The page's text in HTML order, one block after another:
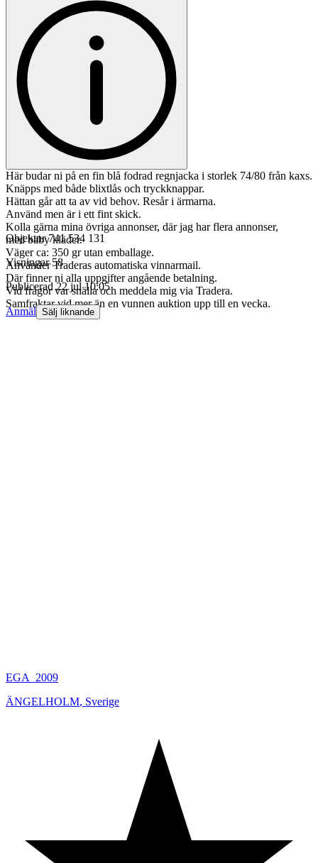
Här budar ni på en fin blå fodrad regnjacka i storlek 74/80 från kaxs.
Knäpps med både blixtlås och tryckknappar.
Hättan går att ta av vid behov. Resår i ärmarna.
Använd men är i ett fint skick.
Kolla gärna mina övriga annonser, där jag har flera annonser,
med baby kläder.
Väger ca: 350 gr utan emballage.
Använder Traderas automatiska vinnarmail.
Där finner ni alla uppgifter angående betalning.
Vid frågor var snälla och meddela mig via Tradera.
Samfraktar vid mer än en vunnen auktion upp till en vecka.
Objektnr 741 534 131
Visningar 58
Publicerad 22 jul 10:05
Anmäl Sälj liknande
EGA_2009
ÄNGELHOLM, Sverige